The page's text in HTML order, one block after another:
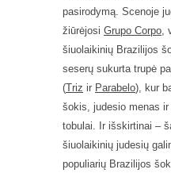
pasirodymą. Scenoje
žiūrėjosi Grupo Corpo,
šiuolaikinių Brazilijos
seserų sukurta trupė
(Triz ir Parabelo), kur
šokis, judesio menas
tobulai. Ir išskirtinai –
šiuolaikinių judesių
populiarių Brazilijos